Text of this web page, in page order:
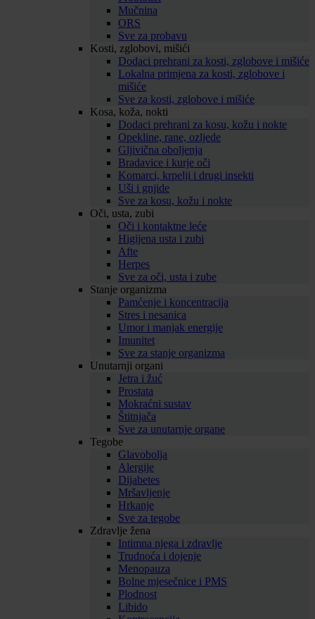
Mučnina
ORS
Sve za probavu
Kosti, zglobovi, mišići
Dodaci prehrani za kosti, zglobove i mišiće
Lokalna primjena za kosti, zglobove i
mišiće
Sve za kosti, zglobove i mišiće
Kosa, koža, nokti
Dodaci prehrani za kosu, kožu i nokte
Opekline, rane, ozljede
Gljivična oboljenja
Bradavice i kurje oči
Komarci, krpelji i drugi insekti
Uši i gnjide
Sve za kosu, kožu i nokte
Oči, usta, zubi
Oči i kontaktne leće
Higijena usta i zubi
Afte
Herpes
Sve za oči, usta i zube
Stanje organizma
Pamćenje i koncentracija
Stres i nesanica
Umor i manjak energije
Imunitet
Sve za stanje organizma
Unutarnji organi
Jetra i žuć
Prostata
Mokraćni sustav
Štitnjača
Sve za unutarnje organe
Tegobe
Glavobolja
Alergije
Dijabetes
Mršavljenje
Hrkanje
Sve za tegobe
Zdravlje žena
Intimna njega i zdravlje
Trudnoća i dojenje
Menopauza
Bolne mjesečnice i PMS
Plodnost
Libido